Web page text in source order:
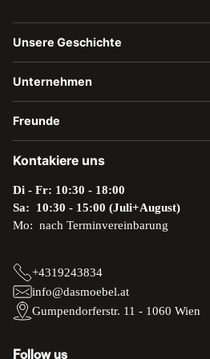
Unsere Geschichte
Unternehmen
Freunde
Kontakiere uns
Di - Fr: 10:30 - 18:00
Sa: 10:30 - 15:00 (Juli+August)
Mo: nach Terminvereinbarung
+4319243834
info@dasmoebel.at
Gumpendorferstr. 11 - 1060 Wien
Follow us